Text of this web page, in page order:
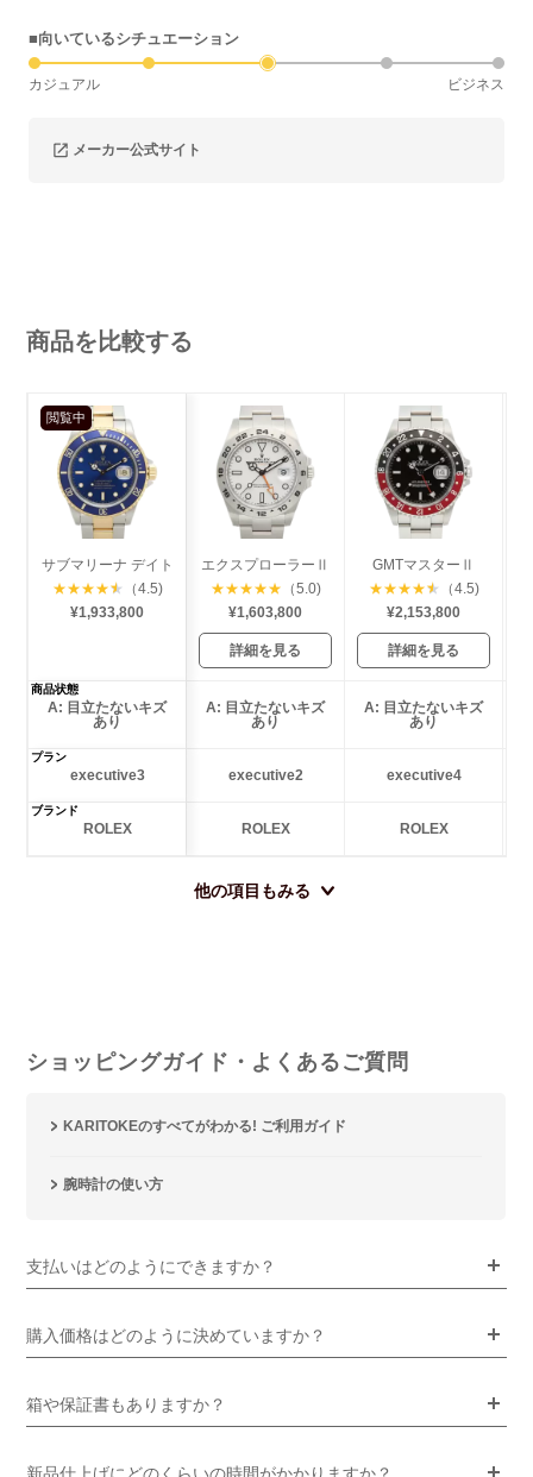
■向いているシチュエーション
カジュアル ビジネス
メーカー公式サイト
商品を比較する
閲覧中
サブマリーナ デイト
★★★★★
（4.5)
¥1,933,800
エクスプローラーⅡ
★★★★★ （5.0)
¥1,603,800
詳細を見る
GMTマスターⅡ
★★★★★
（4.5)
¥2,153,800
詳細を見る
商品状態
A: 目立たないキズ
あり
A: 目立たないキズ
あり
A: 目立たないキズ
あり
プラン
executive3 executive2 executive4
ブランド
ROLEX ROLEX ROLEX
他の項目もみる
ショッピングガイド・よくあるご質問
KARITOKEのすべてがわかる! ご利用ガイド
腕時計の使い方
支払いはどのようにできますか？
購入価格はどのように決めていますか？
箱や保証書もありますか？
新品仕上げにどのくらいの時間がかかりますか？